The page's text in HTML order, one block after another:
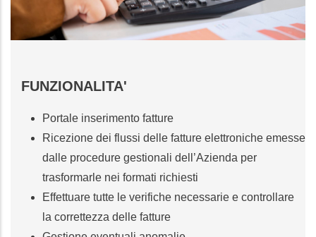
FUNZIONALITA'
Portale inserimento fatture
Ricezione dei flussi delle fatture elettroniche emesse
dalle procedure gestionali dell’Azienda per
trasformarle nei formati richiesti
Effettuare tutte le verifiche necessarie e controllare
la correttezza delle fatture